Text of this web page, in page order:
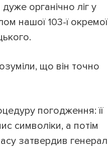
органічно ліг у
нашої 103-ї окремої
що він точно
погодження: її
символіки, а потім
затвердив генерал